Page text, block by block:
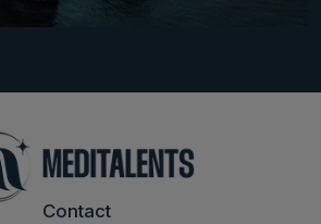
Contact